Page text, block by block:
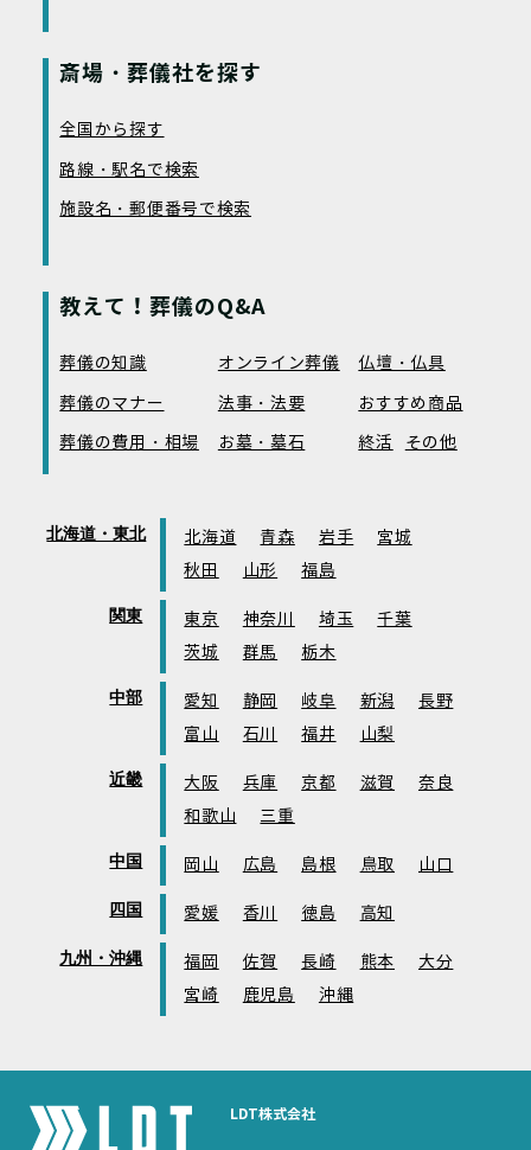
斎場・葬儀社を探す
全国から探す
路線・駅名で検索
施設名・郵便番号で検索
教えて！葬儀のQ&A
葬儀の知識 オンライン葬儀
仏壇・仏具
葬儀のマナー
法事・法要
おすすめ商品
葬儀の費用・相場
お墓・墓石 終活 その他
北海道・東北 北海道 青森 岩手
宮城
秋田
山形 福島
関東 東京 神奈川 埼玉
千葉
茨城
群馬 栃木
中部 愛知 静岡 岐阜 新潟
長野
富山
石川 福井 山梨
近畿 大阪 兵庫 京都 滋賀
奈良
和歌山
三重
中国 岡山 広島 島根 鳥取 山口
四国 愛媛 香川 徳島 高知
九州・沖縄 福岡 佐賀 長崎 熊本
大分
宮崎
鹿児島 沖縄
LDT株式会社